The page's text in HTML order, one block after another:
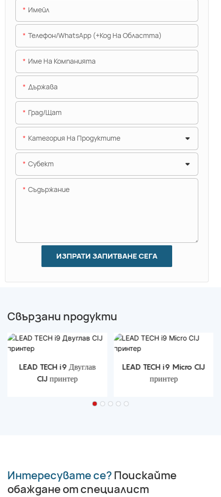
Имейл
Телефон/WhatsApp (+Код На Областта)
Име На Компанията
Държава
Град/щат
Категория На Продуктите
Субект
Съдържание
ИЗПРАТИ ЗАПИТВАНЕ СЕГА
Свързани продукти
LEAD TECH i9 Двуглав
CIJ принтер
LEAD TECH i9 Micro CIJ
принтер
Интересувате се? Поискайте
обаждане от специалист